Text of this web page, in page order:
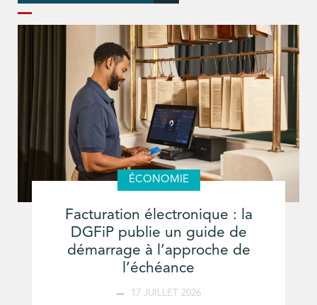
ÉCONOMIE
Facturation électronique : la
DGFiP publie un guide de
démarrage à l’approche de
l’échéance
17 JUILLET 2026